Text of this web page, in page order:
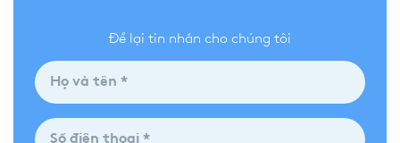
Để lại tin nhắn cho chúng tôi